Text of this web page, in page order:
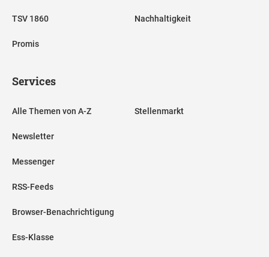
TSV 1860
Promis
Nachhaltigkeit
Services
Alle Themen von A-Z
Newsletter
Messenger
RSS-Feeds
Browser-Benachrichtigung
Ess-Klasse
Stellenmarkt